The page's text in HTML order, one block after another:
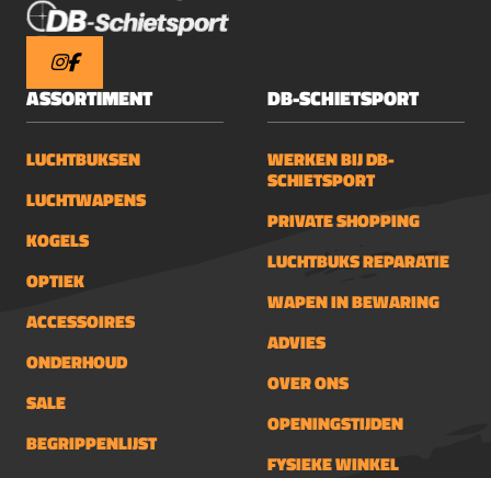
ASSORTIMENT
LUCHTBUKSEN
LUCHTWAPENS
KOGELS
OPTIEK
ACCESSOIRES
ONDERHOUD
SALE
BEGRIPPENLIJST
DB-SCHIETSPORT
WERKEN BIJ DB-
SCHIETSPORT
PRIVATE SHOPPING
LUCHTBUKS REPARATIE
WAPEN IN BEWARING
ADVIES
OVER ONS
OPENINGSTIJDEN
FYSIEKE WINKEL